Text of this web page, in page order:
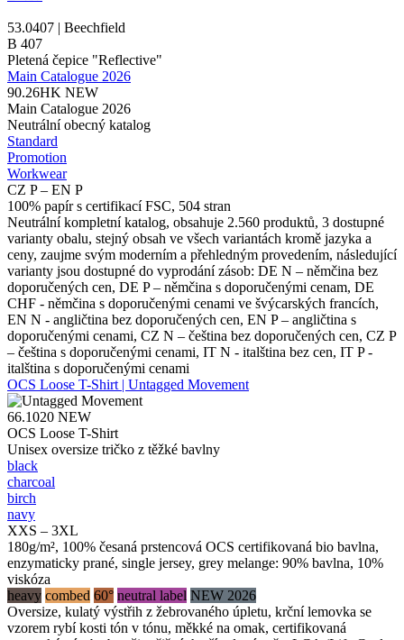
53.0407 | Beechfield
B 407
Pletená čepice "Reflective"
Main Catalogue 2026
90.26HK NEW
Main Catalogue 2026
Neutrální obecný katalog
Standard
Promotion
Workwear
CZ P – EN P
100% papír s certifikací FSC, 504 stran
Neutrální kompletní katalog, obsahuje 2.560 produktů, 3 dostupné
varianty obalu, stejný obsah ve všech variantách kromě jazyka a
ceny, zaujme svým moderním a přehledným provedením, následující
varianty jsou dostupné do vyprodání zásob: DE N – němčina bez
doporučených cen, DE P – němčina s doporučenými cenam, DE
CHF - němčina s doporučenými cenami ve švýcarských francích,
EN N - angličtina bez doporučených cen, EN P – angličtina s
doporučenými cenami, CZ N – čeština bez doporučených cen, CZ P
– čeština s doporučenými cenami, IT N - italština bez cen, IT P -
italština s doporučenými cenami
OCS Loose T-Shirt | Untagged Movement
66.1020 NEW
OCS Loose T-Shirt
Unisex oversize tričko z těžké bavlny
black
charcoal
birch
navy
XXS – 3XL
180g/m², 100% česaná prstencová OCS certifikovaná bio bavlna,
enzymaticky prané, single jersey, grey melange: 90% bavlna, 10%
viskóza
heavy combed 60° neutral label NEW 2026
Oversize, kulatý výstřih z žebrovaného úpletu, krční lemovka se
vzorem rybí kosti tón v tónu, měkké na omak, certifikovaná